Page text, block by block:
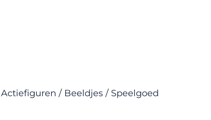
Actiefiguren / Beeldjes / Speelgoed